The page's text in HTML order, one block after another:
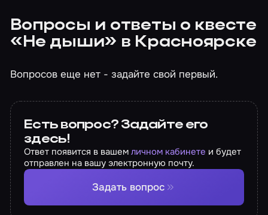
Вопросы и ответы о квесте
«Не дыши» в Красноярске
Вопросов еще нет - задайте свой первый.
Есть вопрос? Задайте его
здесь!
Ответ появится в вашемличном кабинете и будет
отправлен на вашу электронную почту.
Задать вопрос